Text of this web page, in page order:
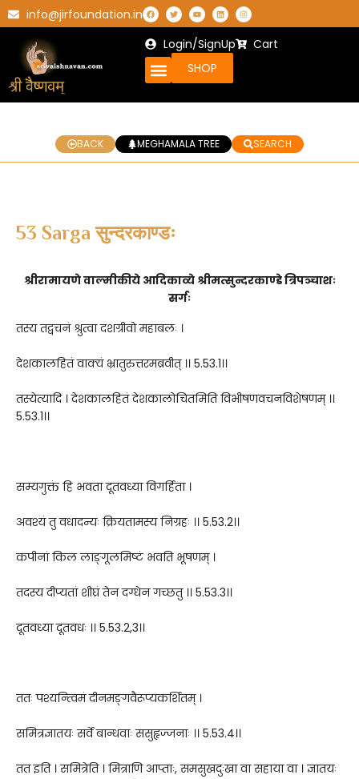
info@jirfoundation.in
Login/SignUp
Cart
SHOP
BACK MEGHAMALA TREE SEARCH
53 Sarga सुन्दरकाण्डः
श्रीरामायणे वाल्मीकीये आदिकाव्ये श्रीमत्सुन्दरकाण्डे त्रिपञ्चाशः
सर्गः
तस्य तद्वचनं श्रुत्वा दशग्रीवो महाबलः ।
देशकालहितं वाक्यं भ्रातुरुत्तरमब्रवीत् ।। 5.53.1।।
तस्येत्यादि । देशकालहितं देशकालोचितमिति विभीषणवचनविशेषणम् ।।
5.53.1।।
सम्यगुक्तं हि भवता दूतवध्या विगर्हिता ।
अवश्यं तु वधादन्यः क्रियतामस्य निग्रहः ।। 5.53.2।।
कपीनां किल लाङ्गूलमिष्टं भवति भूषणम् ।
तदस्य दीप्यतां शीघ्रं तेन दग्धेन गच्छतु ।। 5.53.3।।
दूतवध्या दूतवधः ।। 5.53.2,3।।
ततः पश्यन्त्विमं दीनमङ्गवैरूप्यकर्शितम् ।
समित्रज्ञातयः सर्वे बान्धवाः ससुहृज्जनाः ।। 5.53.4।।
तत इति । समित्रेति । मित्राणि आप्ताः, समसुखदुःखा वा सहाया वा । ज्ञातयः